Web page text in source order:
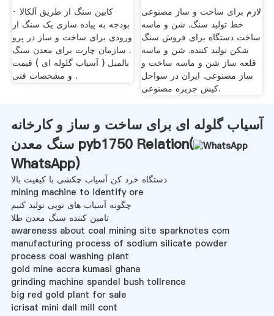
کابین سنگ از طریق آلکالا ·
بودجه به پیاده سازی یک سنگ از
ورودی برای ساخت و ساز در پرو
. سازمان چارت برای معدن سنگ
بالمیل ( آسیاب گلوله ای ) قیمت
و مشخصات فنی .
لازم برای ساخت و ساز مصنوعی
خط تولید سنگ. شن و ماسه
ساخت دستگاه برای فروش سنگ
شکن تولید کننده. شن و ماسه
قلعه ساز شن و ماسه ساخت و
ساز مصنوعی. ایران در سواحل
کیش جزیره مصنوعی.
آسیاب گلوله ای برای ساخت و ساز و کارخانه
سنگ معدن pyb1750 Relation(
WhatsApp)
دستگاه خرد کن آسیاب چکشی با کیفیت بالا
mining machine to identify ore
چگونه آسیاب های توپی تولید کنیم
تامین کننده سنگ معدن طلا
awareness about coal mining site sparknotes com
manufacturing process of sodium silicate powder
process coal washing plant
gold mine accra kumasi ghana
grinding machine spandel bush tollrence
big red gold plant for sale
icrisat mini dall mill cont